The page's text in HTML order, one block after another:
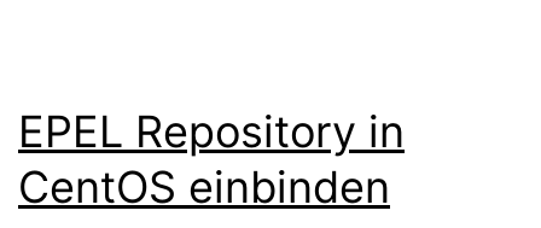
EPEL Repository in
CentOS einbinden